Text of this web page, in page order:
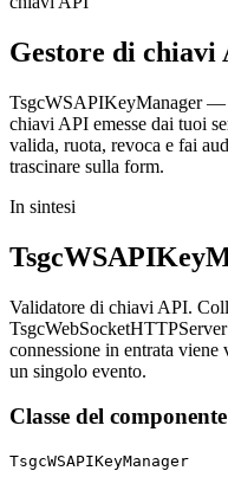
Gestore di chiavi
TsgcWSAPIKeyManager —
chiavi API emesse dai tuoi
valida, ruota, revoca e fai
trascinare sulla form.
In sintesi
Validatore di chiavi API.
connessione in entrata
un singolo evento.
Classe del componente
TsgcWSAPIKeyManager